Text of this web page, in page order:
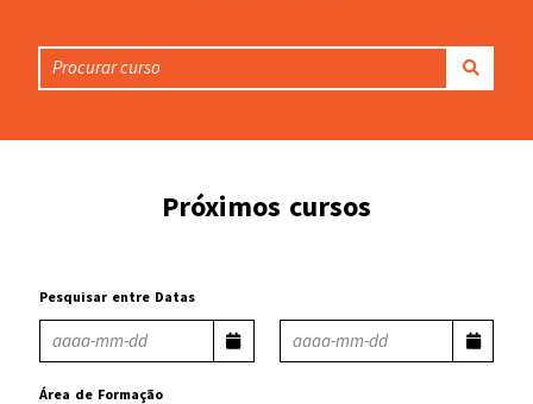
Próximos cursos
Pesquisar entre Datas
Área de Formação